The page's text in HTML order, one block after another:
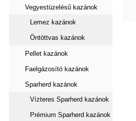
Vegyestüzelésű kazánok
Lemez kazánok
Öntöttvas kazánok
Pellet kazánok
Faelgázosító kazánok
Sparherd kazánok
Vízteres Sparherd kazánok
Prémium Sparherd kazánok